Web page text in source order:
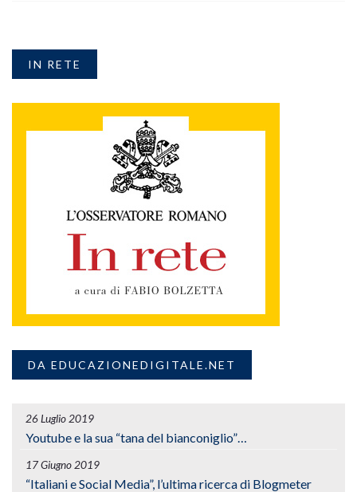
IN RETE
DA EDUCAZIONEDIGITALE.NET
26 Luglio 2019
Youtube e la sua “tana del bianconiglio”…
17 Giugno 2019
“Italiani e Social Media”, l’ultima ricerca di Blogmeter